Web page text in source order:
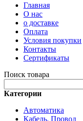
Главная
О нас
о доставке
Оплата
Условия покупки
Контакты
Сертификаты
Поиск товара
Категории
Автоматика
Кабель, Провод